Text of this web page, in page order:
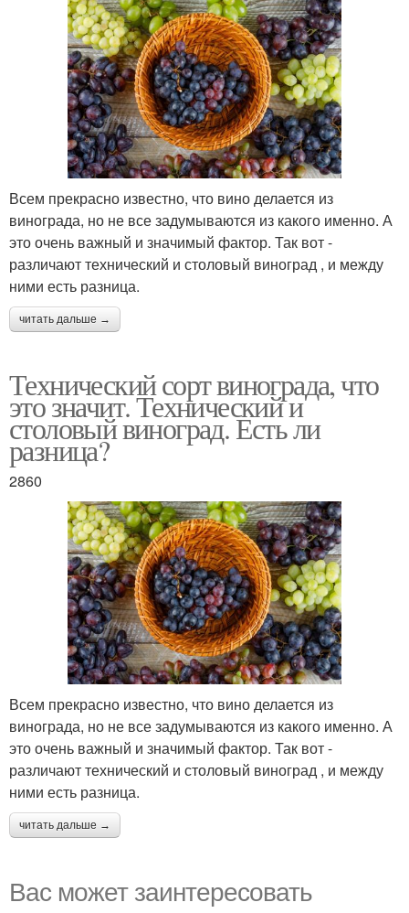
вина
десертного вина
Виноград для вина
Виноград для белого
вина
Виноград для красного Виноград для еды
Виноград по алфавиту
Всем прекрасно известно, что вино делается из
винограда, но не все задумываются из какого именно. А
это очень важный и значимый фактор. Так вот -
различают технический и столовый виноград , и между
ними есть разница.
читать дальше →
Технический сорт винограда, что
это значит. Технический и
столовый виноград. Есть ли
разница?
2860
Всем прекрасно известно, что вино делается из
винограда, но не все задумываются из какого именно. А
это очень важный и значимый фактор. Так вот -
различают технический и столовый виноград , и между
ними есть разница.
читать дальше →
Вас может заинтересовать